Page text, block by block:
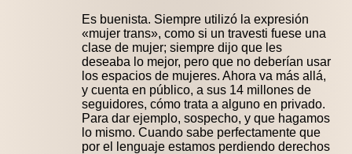
Es buenista. Siempre utilizó la expresión
«mujer trans», como si un travesti fuese una
clase de mujer; siempre dijo que les
deseaba lo mejor, pero que no deberían usar
los espacios de mujeres. Ahora va más allá,
y cuenta en público, a sus 14 millones de
seguidores, cómo trata a alguno en privado.
Para dar ejemplo, sospecho, y que hagamos
lo mismo. Cuando sabe perfectamente que
por el lenguaje estamos perdiendo derechos